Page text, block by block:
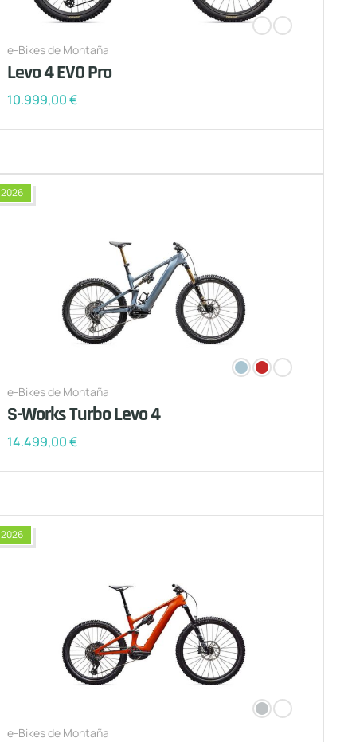
e-Bikes de Montaña
Levo 4 EVO Pro
10.999,00€
2026
e-Bikes de Montaña
S-Works Turbo Levo 4
14.499,00€
2026
e-Bikes de Montaña